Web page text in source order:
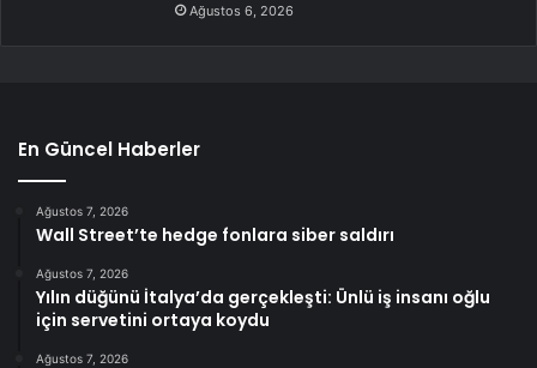
Ağustos 6, 2026
En Güncel Haberler
Ağustos 7, 2026
Wall Street’te hedge fonlara siber saldırı
Ağustos 7, 2026
Yılın düğünü İtalya’da gerçekleşti: Ünlü iş insanı oğlu
için servetini ortaya koydu
Ağustos 7, 2026